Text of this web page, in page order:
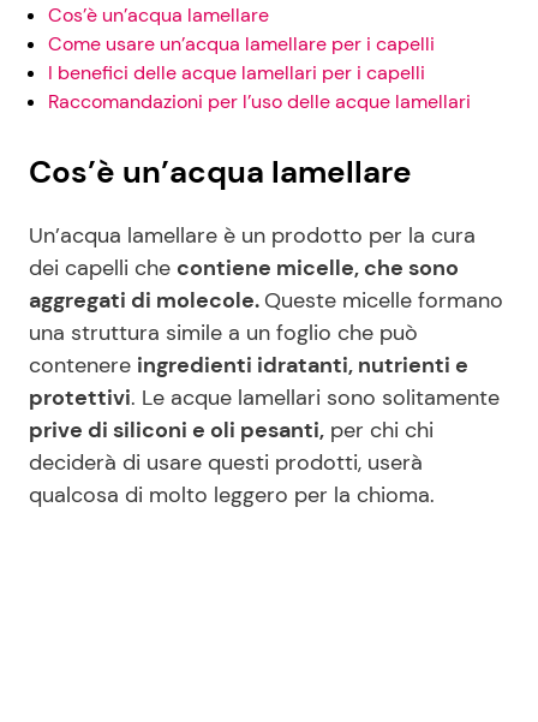
Info
Chi siamo
Redazione
Pubblicità
Privacy Policy
Cos’è un’acqua lamellare
Come usare un’acqua lamellare per i capelli
I benefici delle acque lamellari per i capelli
Raccomandazioni per l’uso delle acque lamellari
Cos’è un’acqua lamellare
Un’acqua lamellare è un prodotto per la cura
dei capelli che contiene micelle, che sono
aggregati di molecole. Queste micelle formano
una struttura simile a un foglio che può
contenere ingredienti idratanti, nutrienti e
protettivi. Le acque lamellari sono solitamente
prive di siliconi e oli pesanti, per chi chi
deciderà di usare questi prodotti, userà
qualcosa di molto leggero per la chioma.